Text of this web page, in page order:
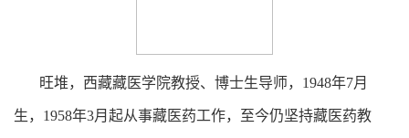
旺堆，西藏藏医学院教授、博士生导师，1948年7月
生，1958年3月起从事藏医药工作，至今仍坚持藏医药教